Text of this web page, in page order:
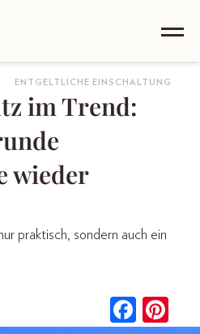
ENTGELTLICHE EINSCHALTUNG
im Trend:
wieder
praktisch, sondern auch ein